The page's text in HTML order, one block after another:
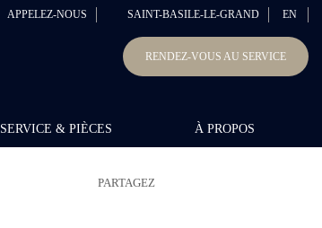
APPELEZ-NOUS SAINT-BASILE-LE-GRAND EN
RENDEZ-VOUS AU SERVICE
SERVICE & PIÈCES À PROPOS
PARTAGEZ